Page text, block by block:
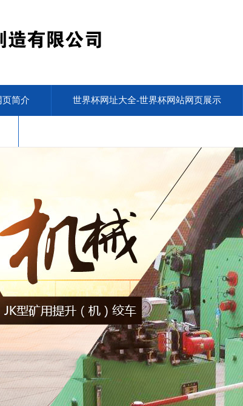
简介 世界杯网址大全-世界杯网站网页展示